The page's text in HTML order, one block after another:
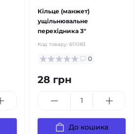
Кільце (манжет)
ущільнювальне
перехідника 3"
Код товару: 611083
0
28 грн
До кошика